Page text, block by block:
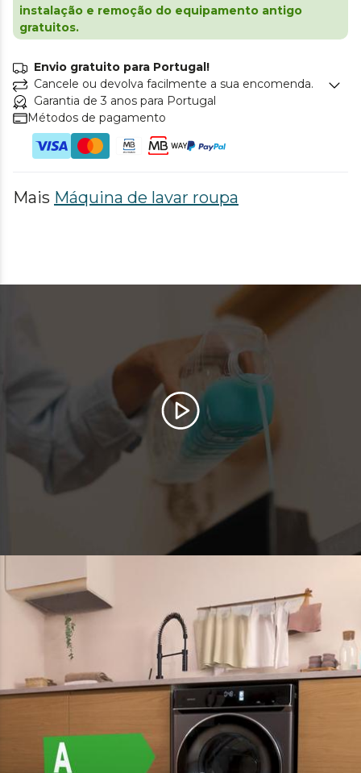
instalação e remoção do equipamento antigo
gratuitos.
Envio gratuito para Portugal!
Cancele ou devolva facilmente a sua encomenda.
Garantia de 3 anos para Portugal
Métodos de pagamento
Mais Máquina de lavar roupa